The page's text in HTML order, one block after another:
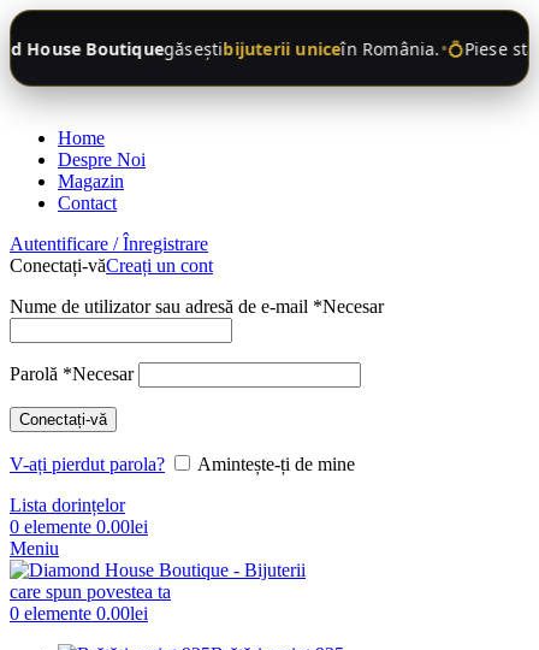
House Boutiquegăseștibijuterii uniceîn România.•💍Piese
Home
Despre Noi
Magazin
Contact
Autentificare / Înregistrare
Conectați-văCreați un cont
Nume de utilizator sau adresă de e-mail *Necesar
Parolă *Necesar
Conectați-vă
V-ați pierdut parola?
Amintește-ți de mine
Lista dorințelor
0 elemente 0.00lei
Meniu
0 elemente 0.00lei